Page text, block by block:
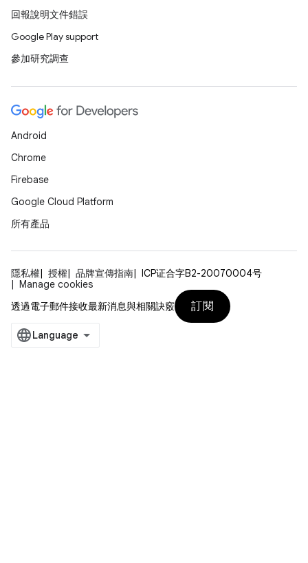
回報說明文件錯誤
Google Play support
參加研究調查
Android
Chrome
Firebase
Google Cloud Platform
所有產品
隱私權 授權 品牌宣傳指南
ICP证合字B2-20070004号
Manage cookies
透過電子郵件接收最新消息與相關訣竅
訂閱